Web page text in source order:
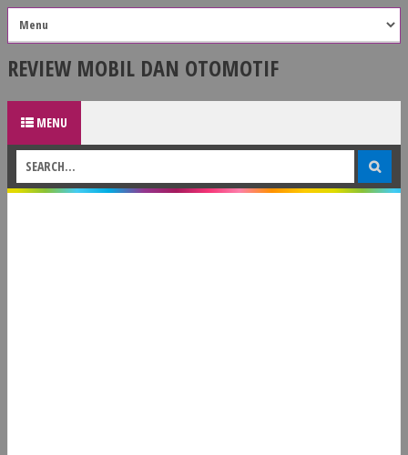
REVIEW MOBIL DAN OTOMOTIF
MENU